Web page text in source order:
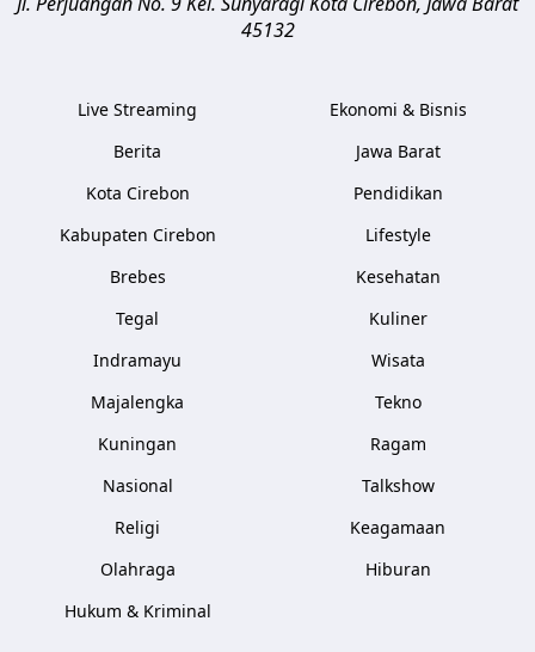
45132
Live Streaming
Berita
Kota Cirebon
Kabupaten Cirebon
Brebes
Tegal
Indramayu
Majalengka
Kuningan
Nasional
Religi
Olahraga
Hukum & Kriminal
Ekonomi & Bisnis
Jawa Barat
Pendidikan
Lifestyle
Kesehatan
Kuliner
Wisata
Tekno
Ragam
Talkshow
Keagamaan
Hiburan